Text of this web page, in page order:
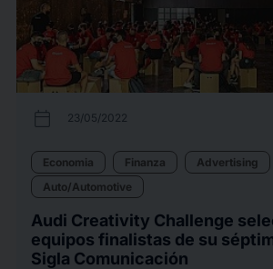
calendar_today 23/05/2022
Economia Finanza Advertising
Auto/Automotive
Audi Creativity Challenge
equipos finalistas de su
Sigla Comunicación